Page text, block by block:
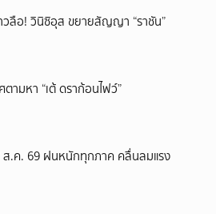
ลือ! วินิซิอุส ขยายสัญญา “ราชัน”
ตามหา “เต้ ดราก้อนไฟว์”
ส.ค. 69 ฝนหนักทุกภาค คลื่นลมแรง